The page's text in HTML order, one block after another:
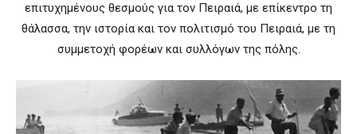
επιτυχημένους θεσμούς για τον Πειραιά, με επίκεντρο τη
θάλασσα, την ιστορία και τον πολιτισμό του Πειραιά, με τη
συμμετοχή φορέων και συλλόγων της πόλης.